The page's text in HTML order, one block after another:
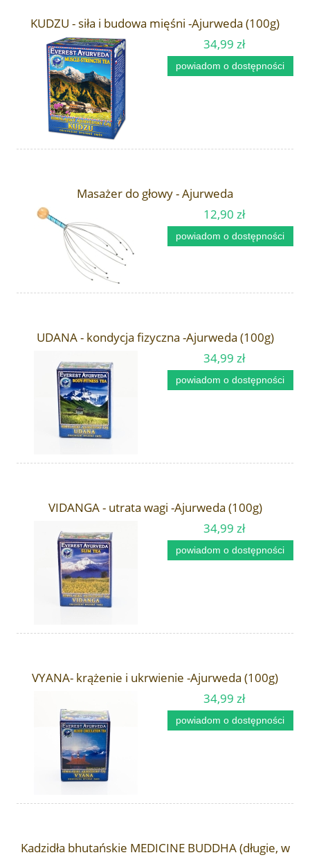
KUDZU - siła i budowa mięśni -Ajurweda (100g)
34,99 zł
powiadom o dostępności
Masażer do głowy - Ajurweda
12,90 zł
powiadom o dostępności
UDANA - kondycja fizyczna -Ajurweda (100g)
34,99 zł
powiadom o dostępności
VIDANGA - utrata wagi -Ajurweda (100g)
34,99 zł
powiadom o dostępności
VYANA- krążenie i ukrwienie -Ajurweda (100g)
34,99 zł
powiadom o dostępności
Kadzidła bhutańskie MEDICINE BUDDHA (długie, w